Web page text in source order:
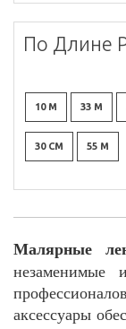
По Длине
10 М 33 М
30 СМ 55 М
Малярные
незаменимые
аксессуары